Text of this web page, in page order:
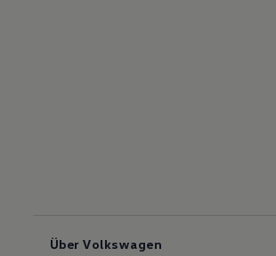
Über Volkswagen